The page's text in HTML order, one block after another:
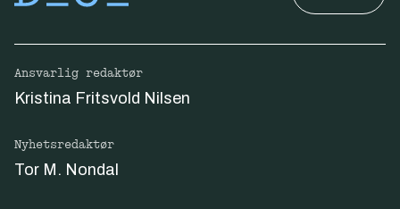
Ansvarlig redaktør
Kristina Fritsvold Nilsen
Nyhetsredaktør
Tor M. Nondal